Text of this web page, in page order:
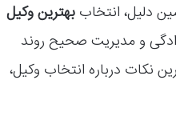
دلیل، انتخاب بهترین وکیل
و مدیریت صحیح روند
نکات درباره انتخاب وکیل،